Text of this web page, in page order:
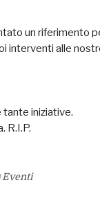
un riferimento
interventi alle
iniziative.
R.I.P.
Eventi